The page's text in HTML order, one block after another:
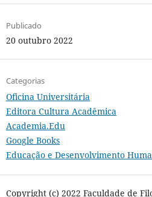
Publicado
20 outubro 2022
Categorias
Oficina Universitária
Editora Cultura Acadêmica
Academia.Edu
Google Books
Educação e Desenvolvimento
Copyright (c) 2022 Faculdade de